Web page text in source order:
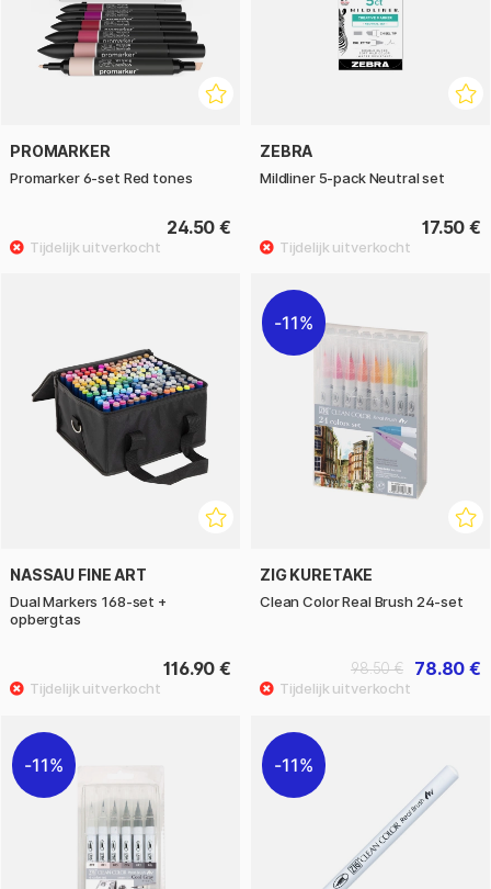
PROMARKER
Promarker 6-set Red tones
24.50 €
ZEBRA
Mildliner 5-pack Neutral set
17.50 €
NASSAU FINE ART
Dual Markers 168-set +
opbergtas
116.90 €
11%
ZIG KURETAKE
Clean Color Real Brush 24-set
78.80 €
98.50 €
11% 11%